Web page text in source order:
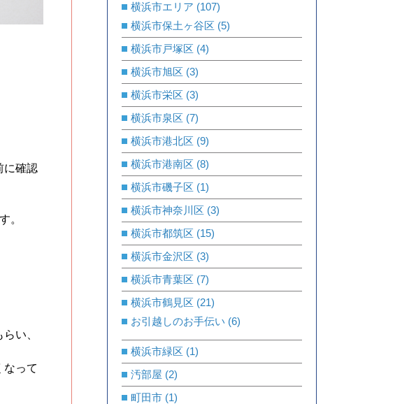
に確認
。
い、
なって
横浜市エリア (107)
横浜市保土ヶ谷区 (5)
横浜市戸塚区 (4)
横浜市旭区 (3)
横浜市栄区 (3)
横浜市泉区 (7)
横浜市港北区 (9)
横浜市港南区 (8)
横浜市磯子区 (1)
横浜市神奈川区 (3)
横浜市都筑区 (15)
横浜市金沢区 (3)
横浜市青葉区 (7)
横浜市鶴見区 (21)
お引越しのお手伝い (6)
横浜市緑区 (1)
汚部屋 (2)
町田市 (1)